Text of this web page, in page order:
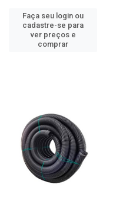
Faça seu login ou
cadastre-se para
ver preços e
comprar